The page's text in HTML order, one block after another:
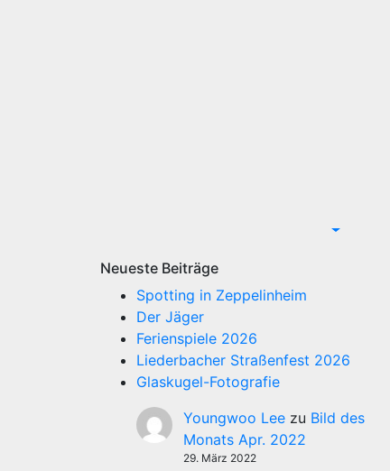
Neueste Beiträge
Spotting in Zeppelinheim
Der Jäger
Ferienspiele 2026
Liederbacher Straßenfest 2026
Glaskugel-Fotografie
Youngwoo Lee zu Bild des
Monats Apr. 2022
29. März 2022